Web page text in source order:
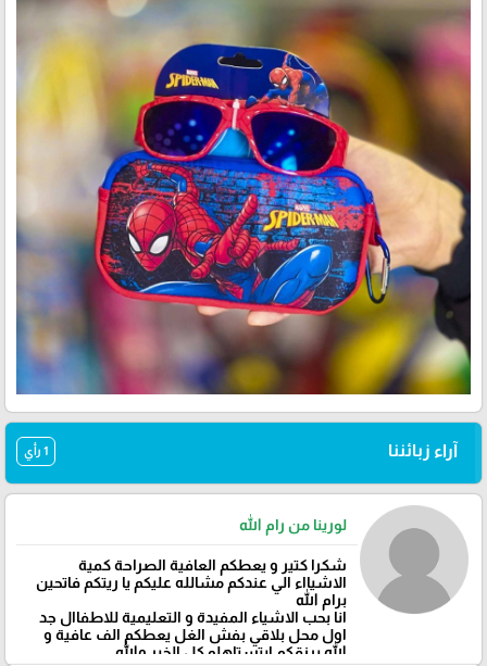
آراء زبائننا 1 رأي
لورينا من رام الله
شكرا كتير و يعطكم العافية الصراحة كمية
الاشيااء الي عندكم مشالله عليكم يا ريتكم فاتحين
برام الله
انا بحب الاشياء المفيدة و التعليمية للاطفاال جد
اول محل بلاقي بفش الغل يعطكم الف عافية و
الله يرزقكم ابتستاهلو كل الخير والله